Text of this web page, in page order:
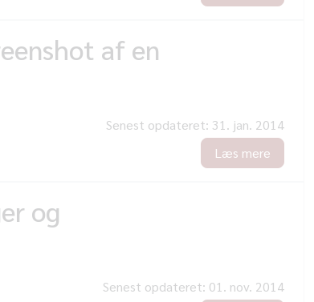
af en
Senest opdateret: 31. jan. 2014
Læs mere
og
Senest opdateret: 01. nov. 2014